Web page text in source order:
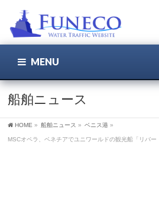
MENU
船舶ニュース
HOME » 船舶ニュース » ベニス港 »
MSCオペラ、ベネチアでユニワールドの観光船「リバ
ユーザー名 / メール